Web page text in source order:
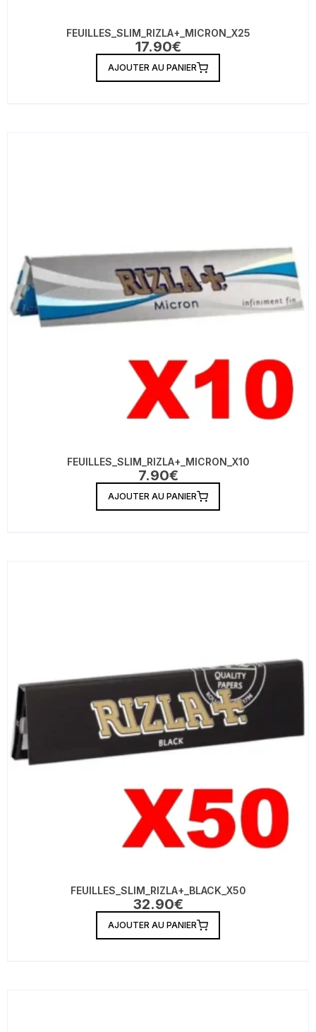
FEUILLES_SLIM_RIZLA+_MICRON_X25
17.90€
AJOUTER AU PANIER
FEUILLES_SLIM_RIZLA+_MICRON_X10
7.90€
AJOUTER AU PANIER
FEUILLES_SLIM_RIZLA+_BLACK_X50
32.90€
AJOUTER AU PANIER